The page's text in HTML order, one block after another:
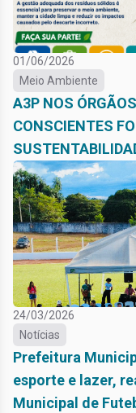
01/06/2026
Meio Ambiente
A3P NOS
CONSCIENTES
24/03/2026
Notícias
Prefeitura
esporte e lazer,
Municipal de